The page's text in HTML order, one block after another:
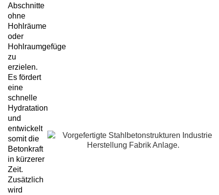
Abschnitte
ohne
Hohlräume
oder
Hohlraumgefüge
zu
erzielen.
Es fördert
eine
schnelle
Hydratation
und
entwickelt
somit die
Betonkraft
in kürzerer
Zeit.
Zusätzlich
wird